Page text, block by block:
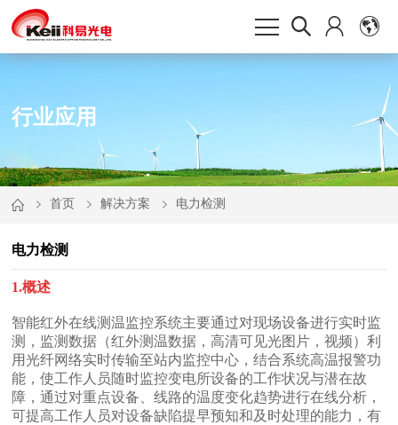
行业应用
首页 解决方案 电力检测
电力检测
1.概述